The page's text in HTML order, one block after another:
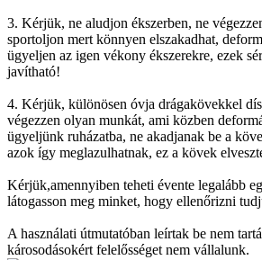
3. Kérjük, ne aludjon ékszerben, ne
sportoljon mert könnyen elszakadhat,
ügyeljen az igen vékony ékszerekre, ezek
javítható!
4. Kérjük, különösen óvja drágakövekkel
végezzen olyan munkát, ami közben
ügyeljünk ruházatba, ne akadjanak be a
azok így meglazulhatnak, ez a kövek
Kérjük,amennyiben teheti évente legalább
látogasson meg minket, hogy ellenőrizni
A használati útmutatóban leírtak be nem
károsodásokért felelősséget nem vállalunk.